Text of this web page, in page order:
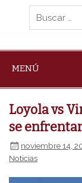
MENÚ
Loyola vs
se
noviembre 14,
Noticias